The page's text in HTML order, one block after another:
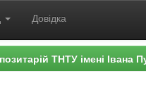
Довідка
ТНТУ імені Івана